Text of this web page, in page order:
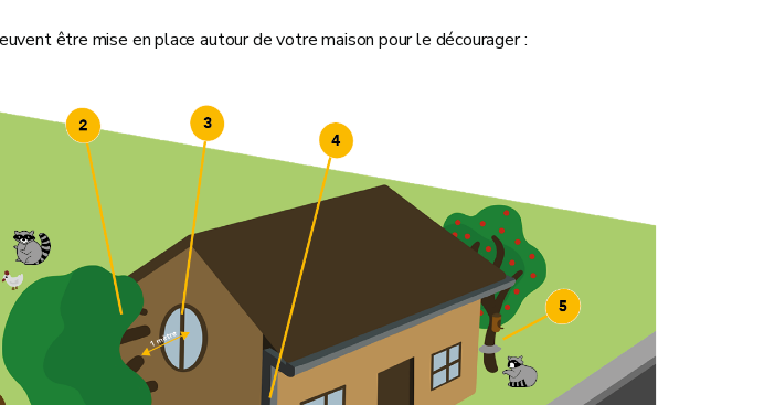
être mise en place autour de votre maison pour le décourager :